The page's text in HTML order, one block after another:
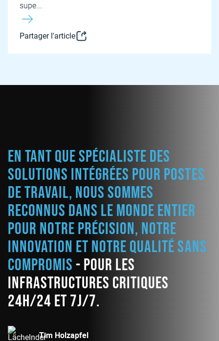
supe...
Partager l'article
En tant que spécialiste des
solutions intégrées pour postes
de travail, nous sommes
reconnus dans le monde entier
pour notre précision, notre
innovation et notre qualité sans
compromis- pour les
infrastructures critiques
24h/24 et 7j/7.
Tim Holzapfel